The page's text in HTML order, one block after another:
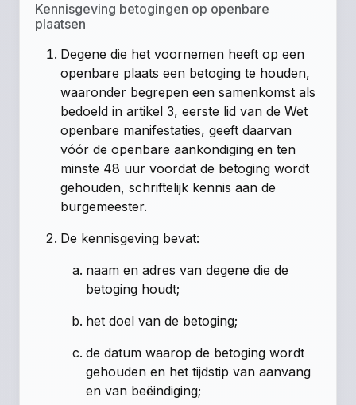
Kennisgeving betogingen op openbare
plaatsen
Degene die het voornemen heeft op een
openbare plaats een betoging te houden,
waaronder begrepen een samenkomst als
bedoeld in artikel 3, eerste lid van de Wet
openbare manifestaties, geeft daarvan
vóór de openbare aankondiging en ten
minste 48 uur voordat de betoging wordt
gehouden, schriftelijk kennis aan de
burgemeester.
De kennisgeving bevat:
naam en adres van degene die de
betoging houdt;
het doel van de betoging;
de datum waarop de betoging wordt
gehouden en het tijdstip van aanvang
en van beëindiging;